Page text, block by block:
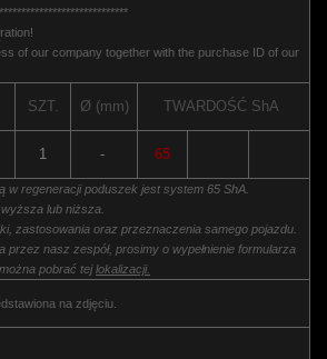
of our company together with the purchase ID of our
SZT. Ø (mm) TWARDOŚĆ ShA
1 - 65
regeneracji poduszek jest system 65 ShA.
lub niższa.
zastosowania oraz przeznaczenia samego pojazdu.
nasz zespół, prosimy o wypełnienie formularza
pobrać tejlokalizacji.
na zdjęciu.